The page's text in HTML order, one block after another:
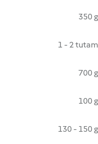
350 g
1 - 2 tutam
700 g
100 g
130 - 150 g